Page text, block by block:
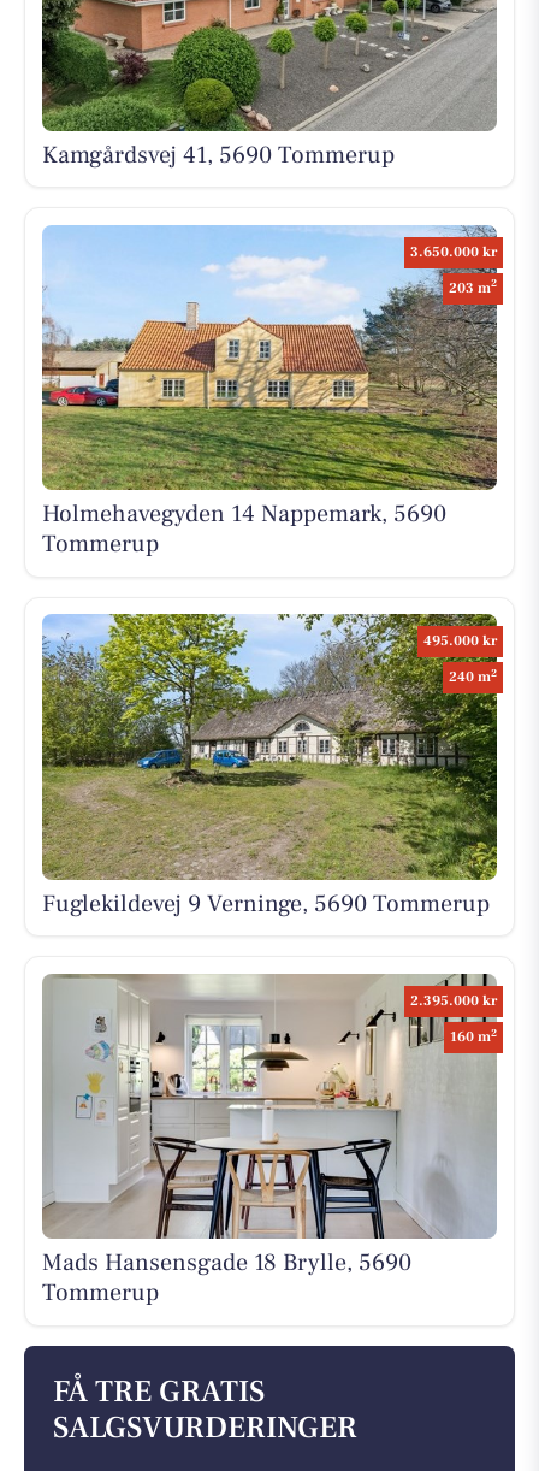
Kamgårdsvej 41, 5690 Tommerup
3.650.000 kr
203 m2
Holmehavegyden 14 Nappemark, 5690
Tommerup
495.000 kr
240 m2
Fuglekildevej 9 Verninge, 5690 Tommerup
2.395.000 kr
160 m2
Mads Hansensgade 18 Brylle, 5690
Tommerup
FÅ TRE GRATIS
SALGSVURDERINGER